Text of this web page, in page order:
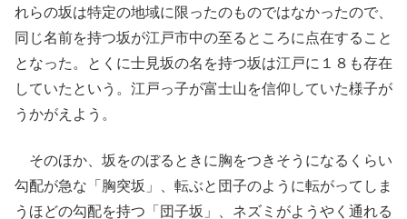
れらの坂は特定の地域に限ったのものではなかったので、
同じ名前を持つ坂が江戸市中の至るところに点在すること
となった。とくに士見坂の名を持つ坂は江戸に１８も存在
していたという。江戸っ子が富士山を信仰していた様子が
うかがえよう。
そのほか、坂をのぼるときに胸をつきそうになるくらい
勾配が急な「胸突坂」、転ぶと団子のように転がってしま
うほどの勾配を持つ「団子坂」、ネズミがようやく通れる